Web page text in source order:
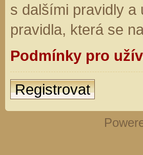
s dalšími pravidly a
pravidla, která se
Podmínky pro
Registrovat